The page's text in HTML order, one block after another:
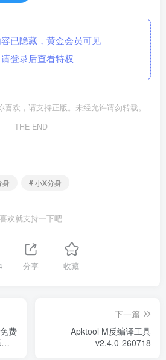
已隐藏，黄金会员可见
登录后查看特权
欢，请支持正版。未经允许请勿转载。
THE END
身 # 小X分身
喜欢就支持一下吧
分享 收藏
费
下一篇
Apktool M反编译工具
v2.4.0-260718